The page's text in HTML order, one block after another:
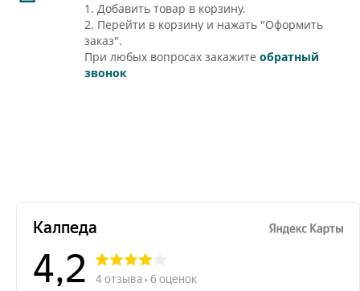
1. Добавить товар в корзину.
2. Перейти в корзину и нажать "Оформить
заказ".
При любых вопросах закажите обратный
звонок